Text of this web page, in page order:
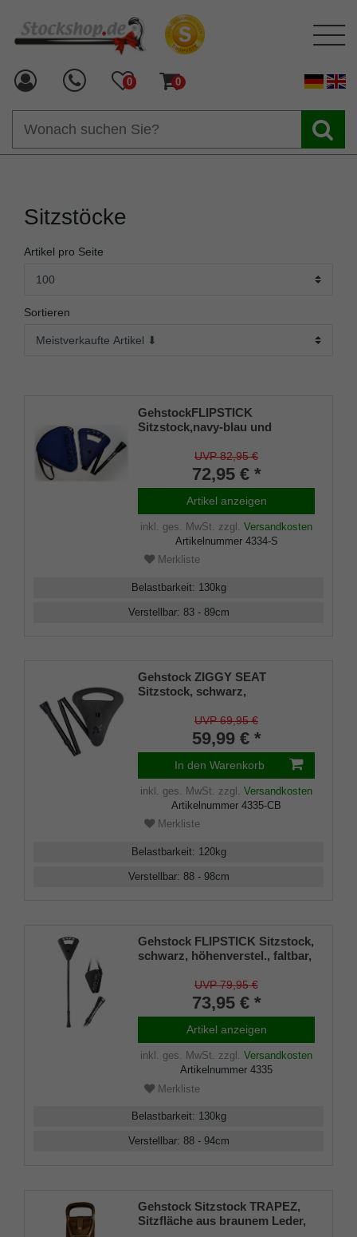
0 0
Sitzstöcke
Artikel pro Seite
Sortieren
GehstockFLIPSTICK
Sitzstock,navy-blau und
höhenverstellbar,faltbar, aus
stabilem Leichtmetall,Spezial
Klappsitz/Griff,inklusive
Gummipuffer und praktischer
Nylontasche.
UVP 82,95 €
72,95 € *
Artikel anzeigen
inkl. ges. MwSt. zzgl. Versandkosten
Artikelnummer 4334-S
Merkliste
Belastbarkeit: 130kg
Verstellbar: 83 - 89cm
Gehstock ZIGGY SEAT
Sitzstock, schwarz,
Leichtmetall,Spezial
Klappsitz/Griff inklusive
Gummipuffer und Tasche, 88-
UVP 69,95 €
59,99 € *
In den Warenkorb
inkl. ges. MwSt. zzgl. Versandkosten
Artikelnummer 4335-CB
Merkliste
Belastbarkeit: 120kg
Verstellbar: 88 - 98cm
Gehstock FLIPSTICK Sitzstock,
schwarz, höhenverstel., faltbar,
Klappsitz/Griff inklusive
Gummipuffer und Tasche, 87-
UVP 79,95 €
73,95 € *
Artikel anzeigen
inkl. ges. MwSt. zzgl. Versandkosten
Artikelnummer 4335
Merkliste
Belastbarkeit: 130kg
Verstellbar: 88 - 94cm
Gehstock Sitzstock TRAPEZ,
Sitzfläche aus braunem Leder,